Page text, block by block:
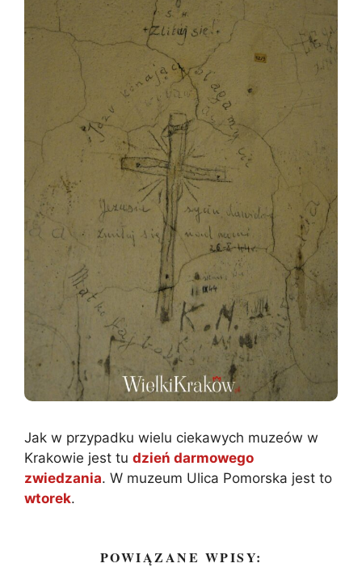
Jak w przypadku wielu ciekawych muzeów w
Krakowie jest tu dzień darmowego
zwiedzania. W muzeum Ulica Pomorska jest to
wtorek.
POWIĄZANE WPISY: